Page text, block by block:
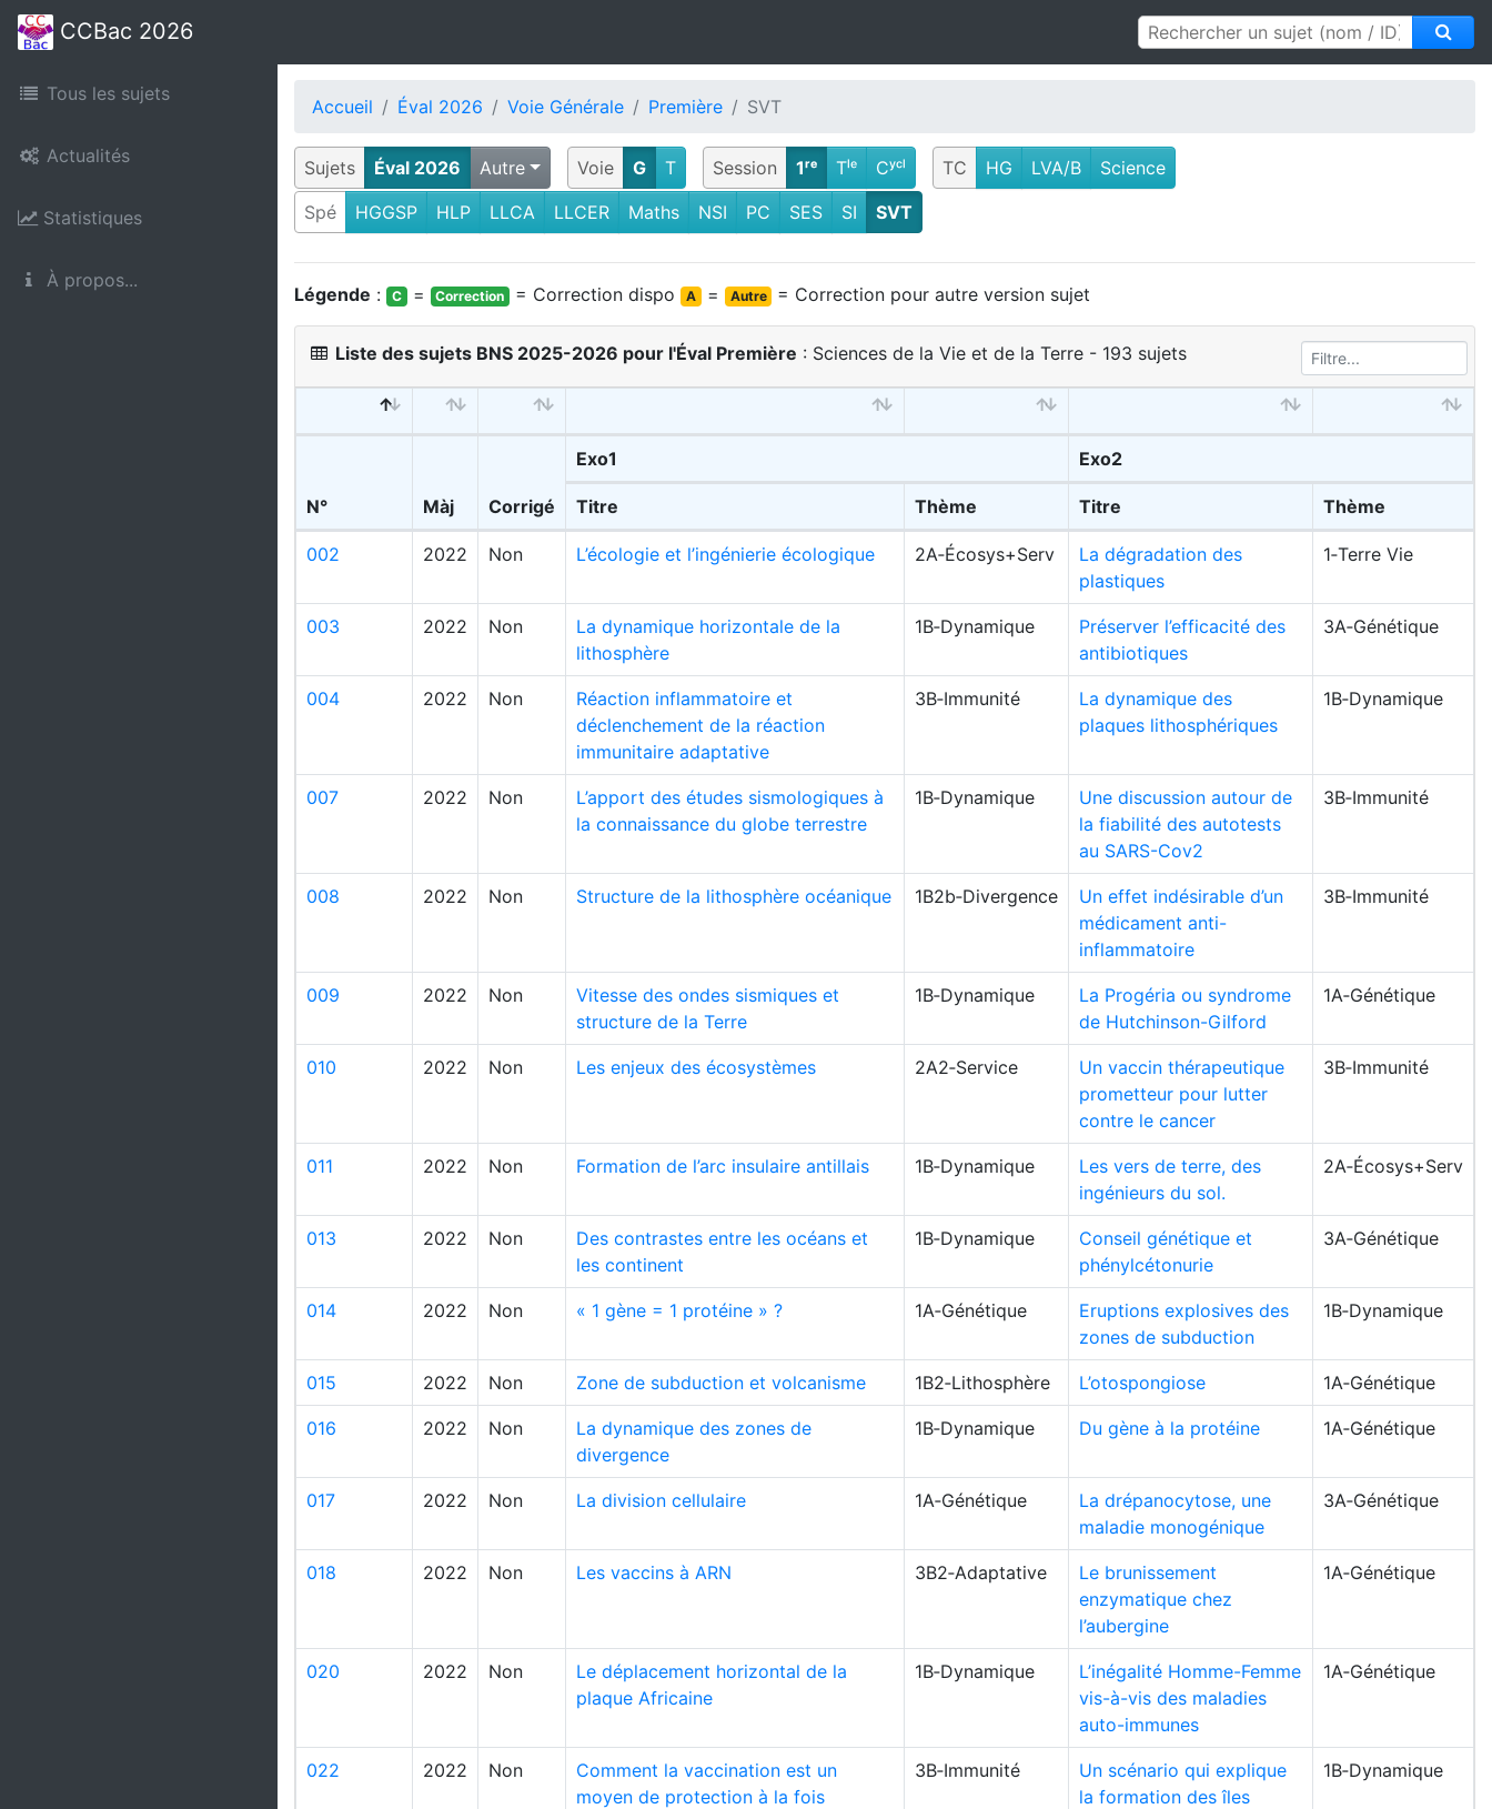
CCBac 2026
Tous les sujets
Actualités
Statistiques
À propos...
Accueil Éval 2026 Voie Générale Première SVT
Sujets Éval 2026 Autre Voie G T Session 1ʳᵉ Tˡᵉ Cʸᶜˡ TC HG LVA/B
Science
Spé
HGGSP HLP LLCA LLCER Maths NSI PC SES SI SVT
Légende : C = Correction = Correction dispo A = Autre = Correction pour autre version sujet
Liste des sujets BNS 2025-2026 pour l'Éval Première : Sciences de la Vie et de la Terre - 193 sujets
N° Màj Corrigé
Exo1 Exo2
Titre Thème Titre Thème
002 2022 Non L’écologie et l’ingénierie écologique 2A‑Écosys+Serv
La dégradation des
plastiques
1‑Terre Vie
003 2022 Non
La dynamique horizontale de la
lithosphère
1B‑Dynamique
Préserver l’efficacité des
antibiotiques
3A‑Génétique
004 2022 Non
Réaction inflammatoire et
déclenchement de la réaction
immunitaire adaptative
3B‑Immunité
La dynamique des
plaques lithosphériques
1B‑Dynamique
007 2022 Non
L’apport des études sismologiques à
la connaissance du globe terrestre
1B‑Dynamique
Une discussion autour de
la fiabilité des autotests
au SARS-Cov2
3B‑Immunité
008 2022 Non Structure de la lithosphère océanique 1B2b‑Divergence
Un effet indésirable d’un
médicament anti-
inflammatoire
3B‑Immunité
009 2022 Non
Vitesse des ondes sismiques et
structure de la Terre
1B‑Dynamique
La Progéria ou syndrome
de Hutchinson-Gilford
1A‑Génétique
010 2022 Non Les enjeux des écosystèmes 2A2‑Service
Un vaccin thérapeutique
prometteur pour lutter
contre le cancer
3B‑Immunité
011 2022 Non Formation de l’arc insulaire antillais 1B‑Dynamique
Les vers de terre, des
ingénieurs du sol.
2A‑Écosys+Serv
013 2022 Non
Des contrastes entre les océans et
les continent
1B‑Dynamique
Conseil génétique et
phénylcétonurie
3A‑Génétique
014 2022 Non « 1 gène = 1 protéine » ? 1A‑Génétique
Eruptions explosives des
zones de subduction
1B‑Dynamique
015 2022 Non Zone de subduction et volcanisme 1B2‑Lithosphère L’otospongiose 1A‑Génétique
016 2022 Non
La dynamique des zones de
divergence
1B‑Dynamique Du gène à la protéine 1A‑Génétique
017 2022 Non La division cellulaire 1A‑Génétique
La drépanocytose, une
maladie monogénique
3A‑Génétique
018 2022 Non Les vaccins à ARN 3B2‑Adaptative
Le brunissement
enzymatique chez
l’aubergine
1A‑Génétique
020 2022 Non
Le déplacement horizontal de la
plaque Africaine
1B‑Dynamique
L’inégalité Homme-Femme
vis-à-vis des maladies
auto-immunes
1A‑Génétique
022 2022 Non
Comment la vaccination est un
moyen de protection à la fois
3B‑Immunité
Un scénario qui explique
la formation des îles
1B‑Dynamique